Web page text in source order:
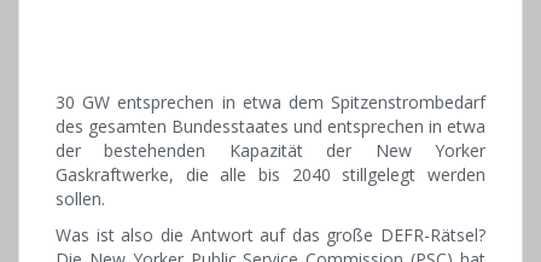
30 GW entsprechen in etwa dem Spitzenstrombedarf
des gesamten Bundesstaates und entsprechen in etwa
der bestehenden Kapazität der New Yorker
Gaskraftwerke, die alle bis 2040 stillgelegt werden
sollen.
Was ist also die Antwort auf das große DEFR-Rätsel?